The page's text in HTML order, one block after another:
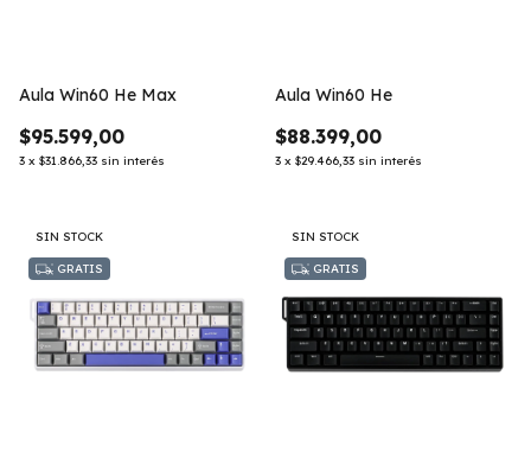
Aula Win60 He Max
$95.599,00
3 x $31.866,33 sin interés
Aula Win60 He
$88.399,00
3 x $29.466,33 sin interés
SIN STOCK
GRATIS
SIN STOCK
GRATIS